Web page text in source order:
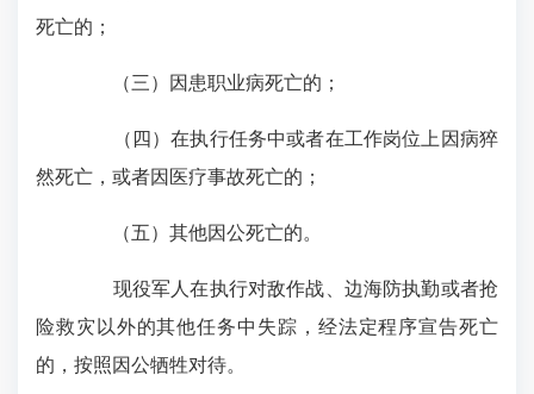
死亡的；
（三）因患职业病死亡的；
（四）在执行任务中或者在工作岗位上因病猝
然死亡，或者因医疗事故死亡的；
（五）其他因公死亡的。
现役军人在执行对敌作战、边海防执勤或者抢
险救灾以外的其他任务中失踪，经法定程序宣告死亡
的，按照因公牺牲对待。